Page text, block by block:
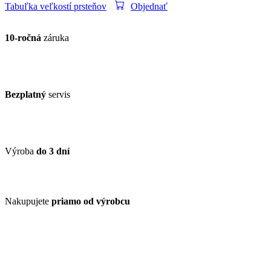
Tabuľka veľkostí prsteňov
Objednať
10-ročná záruka
Bezplatný servis
Výroba do 3 dní
Nakupujete priamo od výrobcu